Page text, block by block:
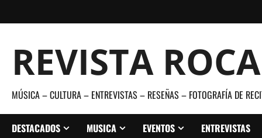
al
REVISTA
MÚSICA – CULTURA – ENTREVISTAS – RESEÑAS – FOTOGRAFÍA DE
DESTACADOS MUSICA EVENTOS ENTREVISTAS